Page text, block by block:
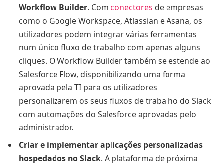
Workflow Builder. Com conectores de empresas
como o Google Workspace, Atlassian e Asana, os
utilizadores podem integrar várias ferramentas
num único fluxo de trabalho com apenas alguns
cliques. O Workflow Builder também se estende ao
Salesforce Flow, disponibilizando uma forma
aprovada pela TI para os utilizadores
personalizarem os seus fluxos de trabalho do Slack
com automações do Salesforce aprovadas pelo
administrador.
Criar e implementar aplicações personalizadas
hospedados no Slack. A plataforma de próxima